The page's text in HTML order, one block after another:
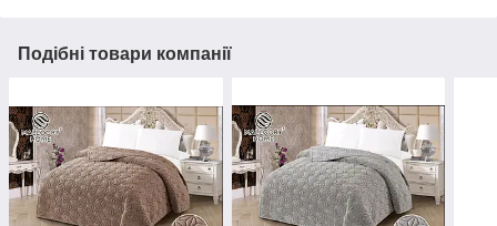
Подібні товари компанії